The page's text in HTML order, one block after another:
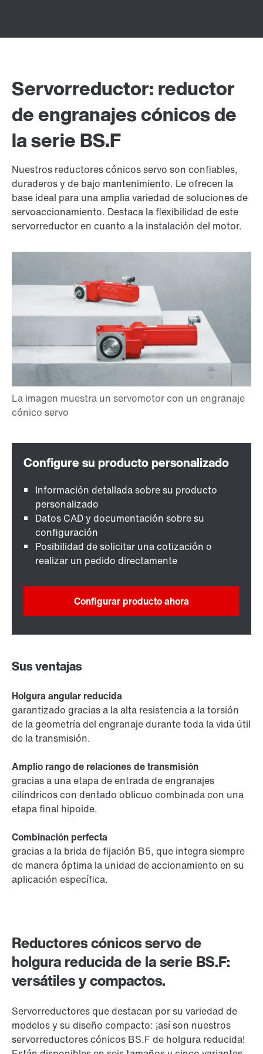
Servorreductor: reductor
de engranajes cónicos de
la serie BS.F
Nuestros reductores cónicos servo son confiables,
duraderos y de bajo mantenimiento. Le ofrecen la
base ideal para una amplia variedad de soluciones de
servoaccionamiento. Destaca la flexibilidad de este
servorreductor en cuanto a la instalación del motor.
Reductores cónicos servo de
holgura reducida de la serie BS.F:
versátiles y compactos.
Servorreductores que destacan por su variedad de
modelos y su diseño compacto: ¡así son nuestros
servorreductores cónicos BS.F de holgura reducida!
Información detallada sobre su producto
personalizado
Datos CAD y documentación sobre su
configuración
Posibilidad de solicitar una cotización o
realizar un pedido directamente
Configurar producto ahora
Sus ventajas
Holgura angular reducida
garantizado gracias a la alta resistencia a la torsión
de la geometría del engranaje durante toda la vida útil
de la transmisión.
Amplio rango de relaciones de transmisión
gracias a una etapa de entrada de engranajes
cilíndricos con dentado oblicuo combinada con una
etapa final hipoide.
Combinación perfecta
gracias a la brida de fijación B5, que integra siempre
de manera óptima la unidad de accionamiento en su
aplicación específica.